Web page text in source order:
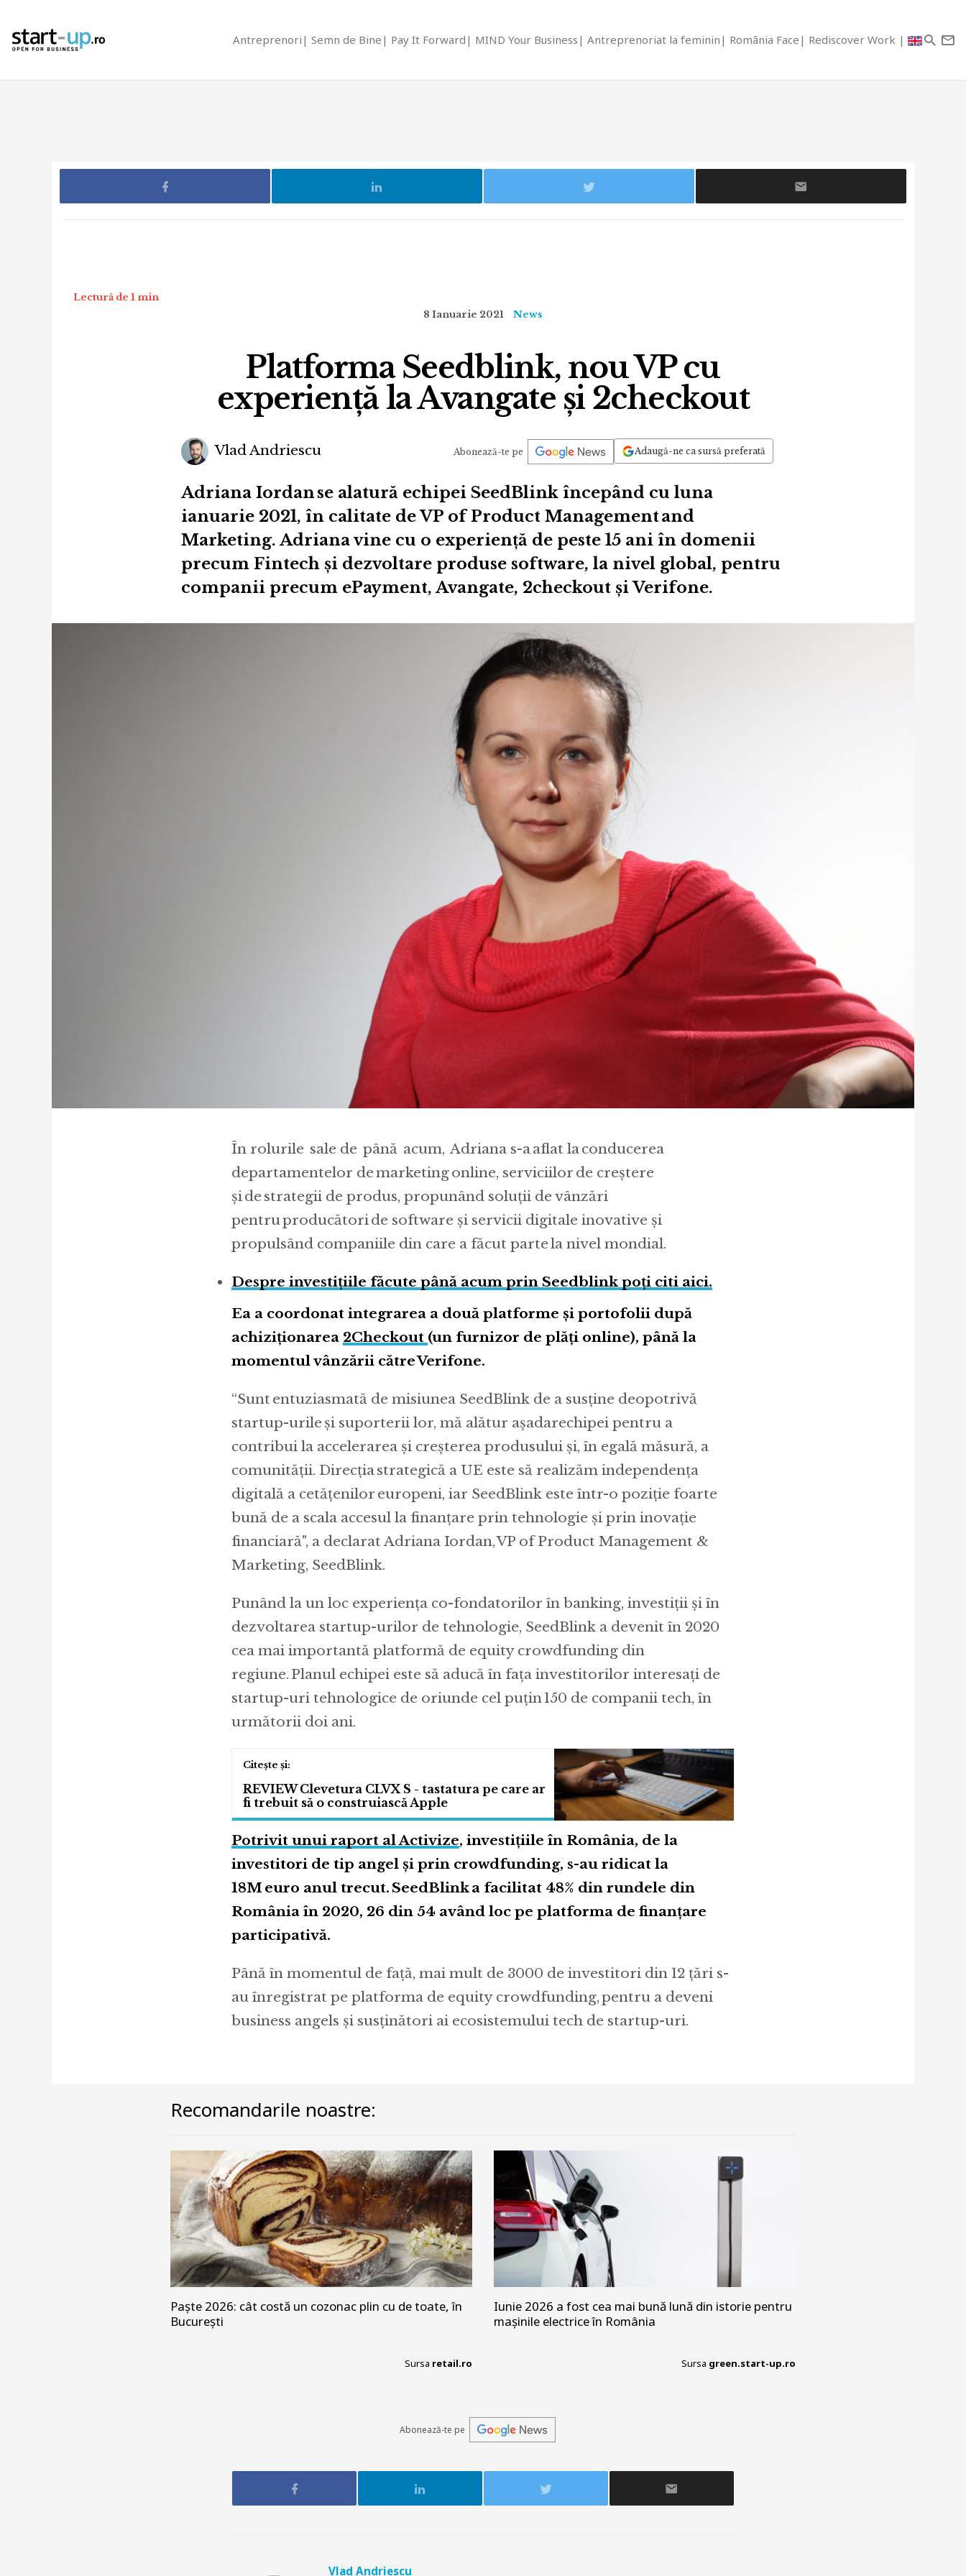
Antreprenori Semn de Bine Pay It Forward MIND Your Business Antreprenoriat la feminin România Face Rediscover Work
Lectură de 1 min
8 Ianuarie 2021
News
Platforma Seedblink, nou VP cu
experiență la Avangate și 2checkout
Vlad Andriescu Abonează-te pe Adaugă-ne ca sursă preferată
Adriana Iordan se alatură echipei SeedBlink începând cu luna
ianuarie 2021, în calitate de VP of Product Management and
Marketing. Adriana vine cu o experiență de peste 15 ani în domenii
precum Fintech și dezvoltare produse software, la nivel global, pentru
companii precum ePayment, Avangate, 2checkout și Verifone.
În rolurile sale de până acum, Adriana s-a aflat la conducerea
departamentelor de marketing online, serviciilor de creștere
și de strategii de produs, propunând soluții de vânzări
pentru producători de software și servicii digitale inovative și
propulsând companiile din care a făcut parte la nivel mondial.
Despre investițiile făcute până acum prin Seedblink poți citi aici.
Ea a coordonat integrarea a două platforme și portofolii după
achiziționarea 2Checkout (un furnizor de plăți online), până la
momentul vânzării către Verifone.
“Sunt entuziasmată de misiunea SeedBlink de a susține deopotrivă
startup-urile și suporterii lor, mă alătur așadarechipei pentru a
contribui la accelerarea și creșterea produsului și, în egală măsură, a
comunității. Direcția strategică a UE este să realizăm independența
digitală a cetățenilor europeni, iar SeedBlink este într-o poziție foarte
bună de a scala accesul la finanțare prin tehnologie și prin inovație
financiară", a declarat Adriana Iordan, VP of Product Management &
Marketing, SeedBlink.
Punând la un loc experiența co-fondatorilor în banking, investiții și în
dezvoltarea startup-urilor de tehnologie, SeedBlink a devenit în 2020
cea mai importantă platformă de equity crowdfunding din
regiune. Planul echipei este să aducă în fața investitorilor interesați de
startup-uri tehnologice de oriunde cel puțin 150 de companii tech, în
următorii doi ani.
REVIEW Clevetura CLVX S - tastatura pe care ar
fi trebuit să o construiască Apple
Potrivit unui raport al Activize, investiţiile în România, de la
investitori de tip angel şi prin crowdfunding, s-au ridicat la
18M euro anul trecut. SeedBlink a facilitat 48% din rundele din
România în 2020, 26 din 54 având loc pe platforma de finanţare
participativă.
Până în momentul de față, mai mult de 3000 de investitori din 12 țări s-
au înregistrat pe platforma de equity crowdfunding, pentru a deveni
business angels şi susţinători ai ecosistemului tech de startup-uri.
Recomandarile noastre:
Paște 2026: cât costă un cozonac plin cu de toate, în
București
Sursa retail.ro
Iunie 2026 a fost cea mai bună lună din istorie pentru
mașinile electrice în România
Sursa green.start-up.ro
Abonează-te pe
Vlad Andriescu